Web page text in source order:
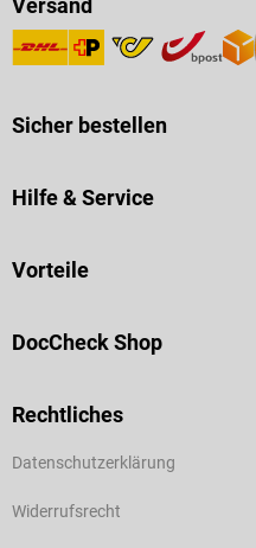
Versand
Sicher bestellen
Hilfe & Service
Vorteile
DocCheck Shop
Rechtliches
Datenschutzerklärung
Widerrufsrecht